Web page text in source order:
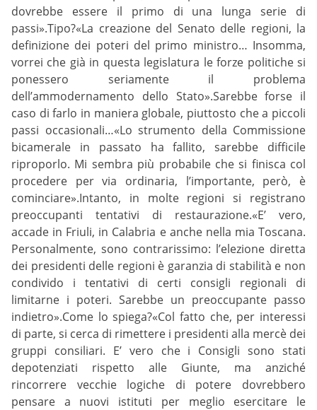
dovrebbe essere il primo di una lunga serie di
passi».Tipo?«La creazione del Senato delle regioni, la
definizione dei poteri del primo ministro… Insomma,
vorrei che già in questa legislatura le forze politiche si
ponessero seriamente il problema
dell’ammodernamento dello Stato».Sarebbe forse il
caso di farlo in maniera globale, piuttosto che a piccoli
passi occasionali…«Lo strumento della Commissione
bicamerale in passato ha fallito, sarebbe difficile
riproporlo. Mi sembra più probabile che si finisca col
procedere per via ordinaria, l’importante, però, è
cominciare».Intanto, in molte regioni si registrano
preoccupanti tentativi di restaurazione.«E’ vero,
accade in Friuli, in Calabria e anche nella mia Toscana.
Personalmente, sono contrarissimo: l’elezione diretta
dei presidenti delle regioni è garanzia di stabilità e non
condivido i tentativi di certi consigli regionali di
limitarne i poteri. Sarebbe un preoccupante passo
indietro».Come lo spiega?«Col fatto che, per interessi
di parte, si cerca di rimettere i presidenti alla mercè dei
gruppi consiliari. E’ vero che i Consigli sono stati
depotenziati rispetto alle Giunte, ma anziché
rincorrere vecchie logiche di potere dovrebbero
pensare a nuovi istituti per meglio esercitare le